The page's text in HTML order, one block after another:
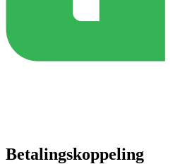
Betalingskoppeling